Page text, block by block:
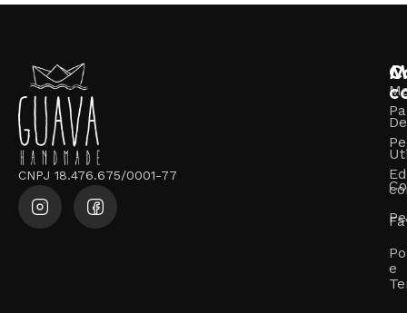
CNPJ 18.476.675/0001-77
e